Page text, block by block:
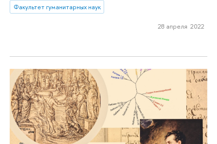
Факультет гуманитарных наук
28 апреля 2022